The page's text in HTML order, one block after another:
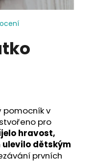
pomocník v
pro
hravost,
ulevilo dětským
prvních